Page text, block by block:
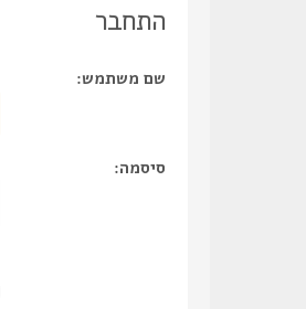
התחבר
שם משתמש:
סיסמה: